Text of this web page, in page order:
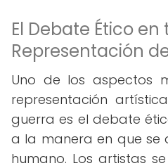
El Debate Ético
Representación
Uno de los aspectos
representación
guerra es el debate
a la manera en que se
humano. Los artistas